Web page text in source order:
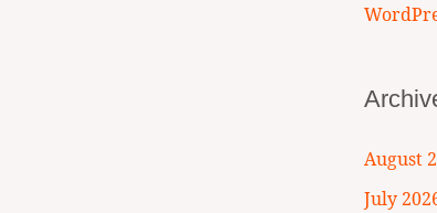
August
July